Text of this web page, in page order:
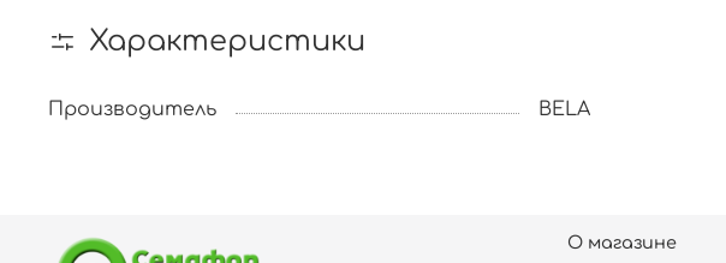
Характеристики
Производитель BELA
О магазине